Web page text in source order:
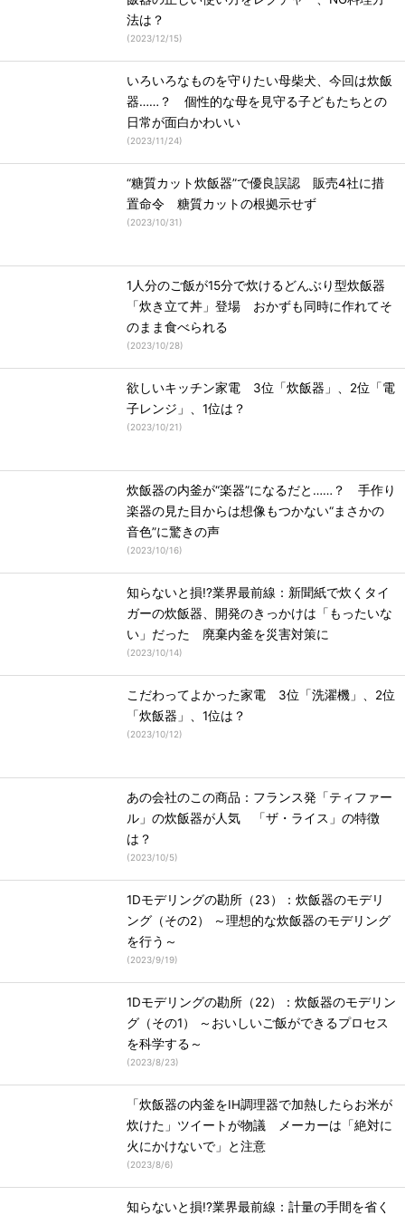
法は？
(2023/12/15)
いろいろなものを守りたい母柴犬、今回は炊飯
器……？ 個性的な母を見守る子どもたちとの
日常が面白かわいい
(2023/11/24)
“糖質カット炊飯器”で優良誤認 販売4社に措
置命令 糖質カットの根拠示せず
(2023/10/31)
1人分のご飯が15分で炊けるどんぶり型炊飯器
「炊き立て丼」登場 おかずも同時に作れてそ
のまま食べられる
(2023/10/28)
欲しいキッチン家電 3位「炊飯器」、2位「電
子レンジ」、1位は？
(2023/10/21)
炊飯器の内釜が“楽器”になるだと……？ 手作り
楽器の見た目からは想像もつかない“まさかの
音色”に驚きの声
(2023/10/16)
知らないと損!?業界最前線：新聞紙で炊くタイ
ガーの炊飯器、開発のきっかけは「もったいな
い」だった 廃棄内釜を災害対策に
(2023/10/14)
こだわってよかった家電 3位「洗濯機」、2位
「炊飯器」、1位は？
(2023/10/12)
あの会社のこの商品：フランス発「ティファー
ル」の炊飯器が人気 「ザ・ライス」の特徴
は？
(2023/10/5)
1Dモデリングの勘所（23）：炊飯器のモデリ
ング（その2） ～理想的な炊飯器のモデリング
を行う～
(2023/9/19)
1Dモデリングの勘所（22）：炊飯器のモデリン
グ（その1） ～おいしいご飯ができるプロセス
を科学する～
(2023/8/23)
「炊飯器の内釜をIH調理器で加熱したらお米が
炊けた」ツイートが物議 メーカーは「絶対に
火にかけないで」と注意
(2023/8/6)
知らないと損!?業界最前線：計量の手間を省く